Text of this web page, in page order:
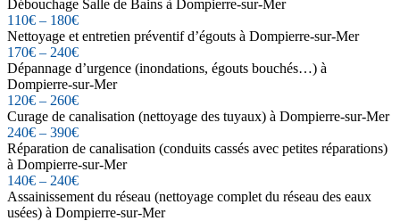
Débouchage Salle de Bains à Dompierre-sur-Mer
110€ – 180€
Nettoyage et entretien préventif d’égouts à Dompierre-sur-Mer
170€ – 240€
Dépannage d’urgence (inondations, égouts bouchés…) à
Dompierre-sur-Mer
120€ – 260€
Curage de canalisation (nettoyage des tuyaux) à Dompierre-sur-Mer
240€ – 390€
Réparation de canalisation (conduits cassés avec petites réparations)
à Dompierre-sur-Mer
140€ – 240€
Assainissement du réseau (nettoyage complet du réseau des eaux
usées) à Dompierre-sur-Mer